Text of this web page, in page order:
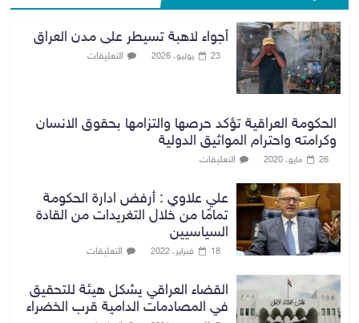
أجواء لاهبة تسيطر على مدن العراق
23 يوليو، 2026 التعليقات
الحكومة العراقية تؤكد حرصها والتزامها بحقوق الانسان
وكرامته واحترام المواثيق الدولية
26 مايو، 2020 التعليقات
علي علاوي : أرفض ادارة الحكومة
تمامًا من خلال التغريدات من القادة
السياسيين
18 فبراير، 2022 التعليقات
القضاء العراقي يشكل هيئة للتحقيق
في المصادمات الدامية قرب الخضراء